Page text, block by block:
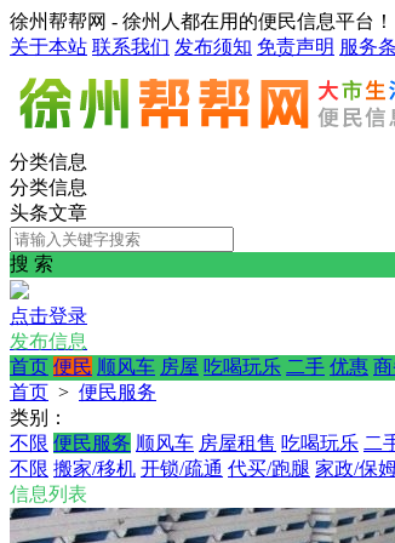
徐州帮帮网 - 徐州人都在用的便民信息平台！
关于本站 联系我们 发布须知 免责声明 服务
分类信息
分类信息
头条文章
搜 索
点击登录
发布信息
首页 便民 顺风车 房屋 吃喝玩乐 二手 优惠
首页 > 便民服务
类别：
不限 便民服务 顺风车 房屋租售 吃喝玩乐 二
不限 搬家/移机 开锁/疏通 代买/跑腿 家政/保
信息列表